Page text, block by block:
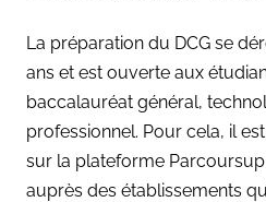
La préparation du DCG se
ans et est ouverte aux
baccalauréat général,
professionnel. Pour cela, il
sur la plateforme
auprès des établissements